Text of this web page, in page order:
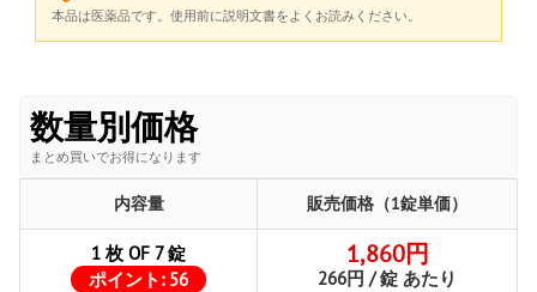
本品は医薬品です。使用前に説明文書をよくお読みください。
数量別価格
まとめ買いでお得になります
内容量 販売価格（1錠単価）
1 枚 OF 7 錠
ポイント: 56
1,860円
266円 / 錠 あたり